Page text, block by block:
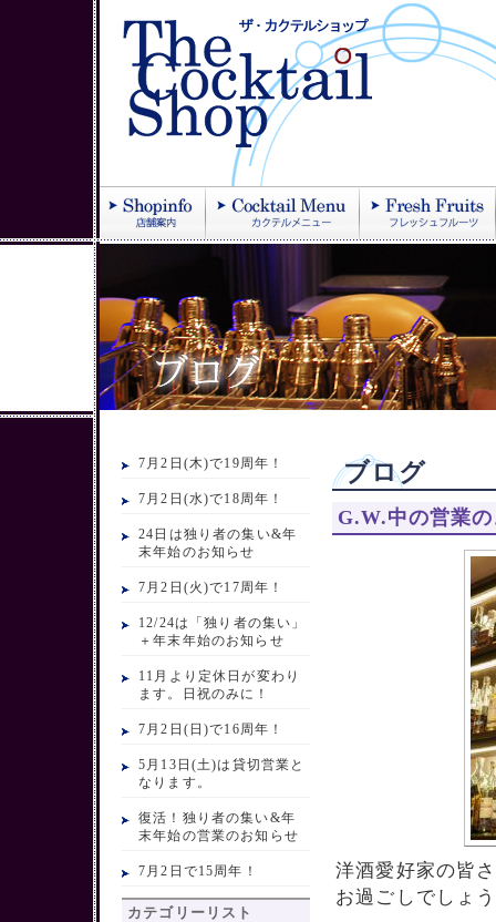
7月2日(木)で19周年！
7月2日(水)で18周年！
24日は独り者の集い&年
末年始のお知らせ
7月2日(火)で17周年！
12/24は「独り者の集い」
＋年末年始のお知らせ
11月より定休日が変わり
ます。日祝のみに！
7月2日(日)で16周年！
5月13日(土)は貸切営業と
なります。
復活！独り者の集い&年
末年始の営業のお知らせ
7月2日で15周年！
カテゴリーリスト
ブログ
G.W.中の営業
洋酒愛好家の皆
お過ごしでしょ